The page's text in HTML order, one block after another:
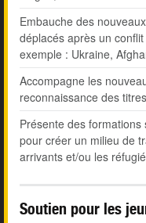
Embauche des
déplacés après un
exemple : Ukraine,
Accompagne les
reconnaissance des
Présente des
pour créer un milieu de
arrivants et/ou les
Soutien pour les